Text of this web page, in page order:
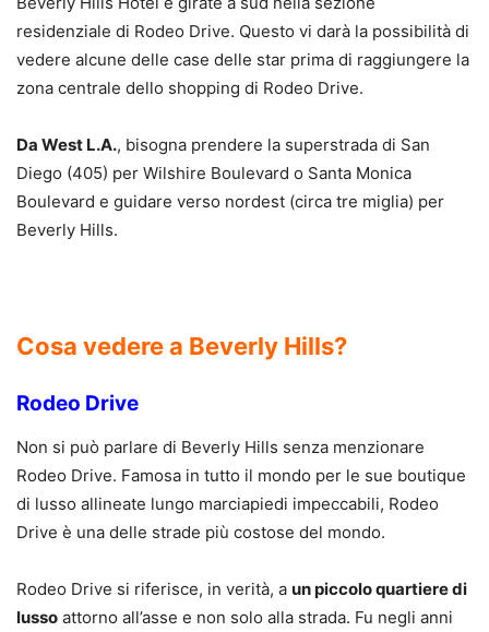
residenziale di Rodeo Drive. Questo vi darà la possibilità di
vedere alcune delle case delle star prima di raggiungere la
zona centrale dello shopping di Rodeo Drive.
Da West L.A., bisogna prendere la superstrada di San
Diego (405) per Wilshire Boulevard o Santa Monica
Boulevard e guidare verso nordest (circa tre miglia) per
Beverly Hills.
Cosa vedere a Beverly Hills?
Rodeo Drive
Non si può parlare di Beverly Hills senza menzionare
Rodeo Drive. Famosa in tutto il mondo per le sue boutique
di lusso allineate lungo marciapiedi impeccabili, Rodeo
Drive è una delle strade più costose del mondo.
Rodeo Drive si riferisce, in verità, a un piccolo quartiere di
lusso attorno all’asse e non solo alla strada. Fu negli anni